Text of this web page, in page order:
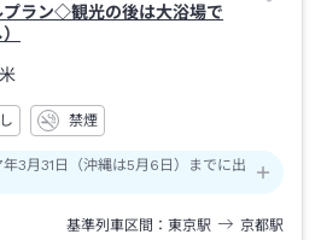
ラン◇観光の後は大浴場で
禁煙
月31日（沖縄は5月6日）までに出
基準列車区間 東京駅 京都駅